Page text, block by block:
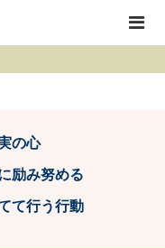
の心
励み努める
て行う行動